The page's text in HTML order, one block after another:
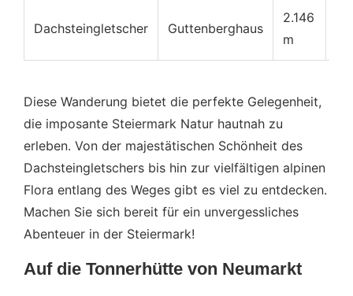
Dachsteingletscher Guttenberghaus
2.146
m
Diese Wanderung bietet die perfekte Gelegenheit,
die imposante Steiermark Natur hautnah zu
erleben. Von der majestätischen Schönheit des
Dachsteingletschers bis hin zur vielfältigen alpinen
Flora entlang des Weges gibt es viel zu entdecken.
Machen Sie sich bereit für ein unvergessliches
Abenteuer in der Steiermark!
Auf die Tonnerhütte von Neumarkt